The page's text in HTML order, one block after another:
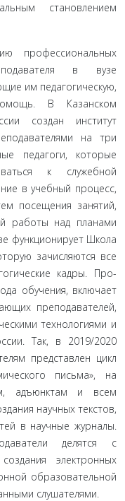
становлением
профессиональных
в вузе
им педагогическую,
В Казанском
создан институт
на три
педагоги, которые
к слу­жебной
в учебный процесс,
посещения занятий,
работы над пла­нами
функционирует Школа
зачисляют­ся все
кадры. Про­
обучения, включает
преподавателей,
технологиями и
Так, в 2019/2020
представлен цикл
письма», на
адъюнктам и всем
научных текстов,
в научные журналы.
делятся с
электронных
образовательной
слушателями.